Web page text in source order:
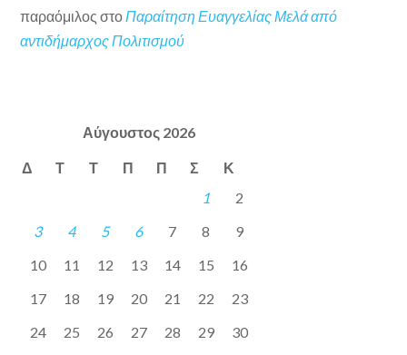
παραόμιλος στοΠαραίτηση Ευαγγελίας Μελά από
αντιδήμαρχος Πολιτισμού
Αύγουστος 2026
Δ Τ Τ Π Π Σ Κ
1
2
3
4 5 6 7 8
9
10
11 12 13 14 15
16
17
18 19 20 21 22
23
24
25 26 27 28 29
30